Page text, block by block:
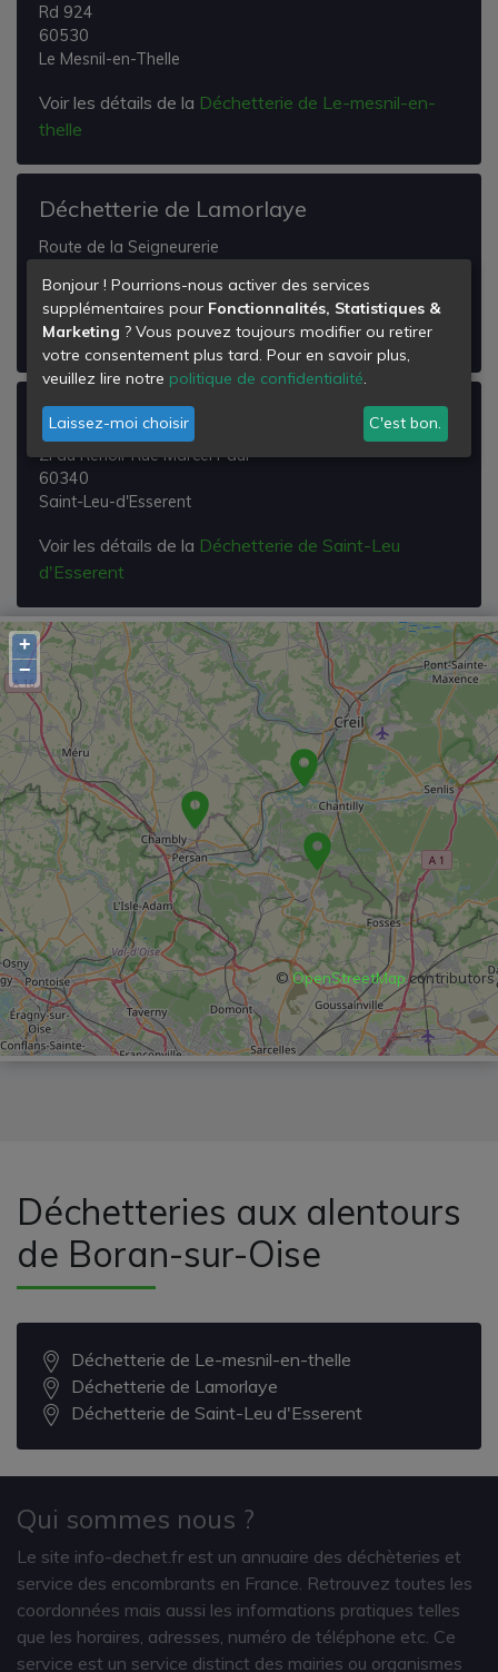
Rd 924
60530
Le Mesnil-en-Thelle
Voir les détails de la Déchetterie de Le-mesnil-en-
thelle
Déchetterie de Lamorlaye
Route de la Seigneurerie
Lamorlaye
Voir les détails de laDéchetterie de Lamorlaye
Déchetterie de Saint-Leu d'Esserent
Zi du Renoir Rue Marcel Paul
60340
Saint-Leu-d'Esserent
Voir les détails de la Déchetterie de Saint-Leu
d'Esserent
+
−
©OpenStreetMapcontributors
Déchetteries aux alentours
de Boran-sur-Oise
Déchetterie de Le-mesnil-en-thelle
Déchetterie de Lamorlaye
Déchetterie de Saint-Leu d'Esserent
Qui sommes nous ?
Le site info-dechet.fr est un annuaire des déchèteries et
service des encombrants en France. Retrouvez toutes les
coordonnées mais aussi les informations pratiques telles
que les horaires, adresses, numéro de téléphone etc. Ce
service est un service distinct des mairies ou organismes
Bonjour ! Pourrions-nous activer des services
supplémentaires pour Fonctionnalités, Statistiques &
Marketing ? Vous pouvez toujours modifier ou retirer
votre consentement plus tard. Pour en savoir plus,
veuillez lire notre politique de confidentialité.
Laissez-moi choisir C'est bon.